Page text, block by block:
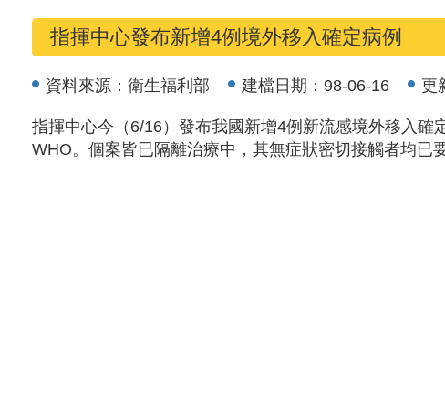
指揮中心發布新增4例境外移入確定病例
資料來源： 衛生福利部 建檔日期： 98-06-16 更
指揮中心今（6/16）發布我國新增4例新流感境外移入
WHO。個案皆已隔離治療中，其無症狀密切接觸者均已